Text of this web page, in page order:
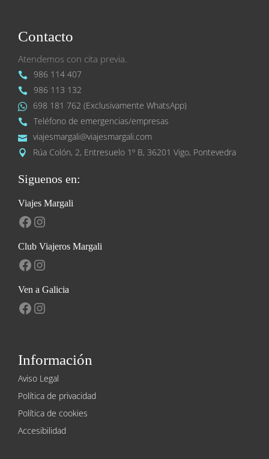
Contacto
Atendemos con cita previa.
986 114 407
986 113 132
698 181 762 (Exclusivamente WhatsApp)
Teléfono de emergencias/empresas
viajesmargali@viajesmargali.com
Rúa Colón, 2, Entresuelo 1º B, 36201 Vigo, Pontevedra
Siguenos en:
Viajes Margali
Facebook
Instagram
Club Viajeros Margali
Facebook
Instagram
Ven a Galicia
Facebook
Instagram
Información
Aviso Legal
Política de privacidad
Política de cookies
Accesibilidad